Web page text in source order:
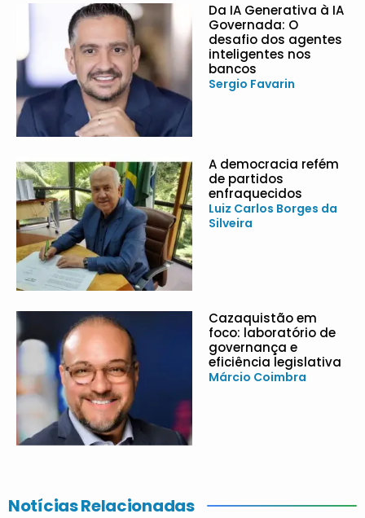
Da IA Generativa à IA
Governada: O
desafio dos agentes
inteligentes nos
bancos
Sergio Favarin
A democracia refém
de partidos
enfraquecidos
Luiz Carlos Borges da
Silveira
Cazaquistão em
foco: laboratório de
governança e
eficiência legislativa
Márcio Coimbra
Notícias Relacionadas